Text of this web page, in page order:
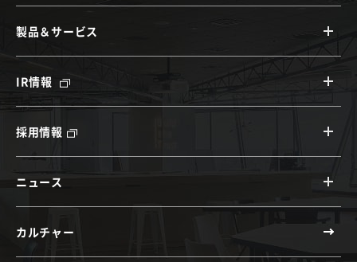
製品＆サービス
IR情報
採用情報
ニュース
カルチャー